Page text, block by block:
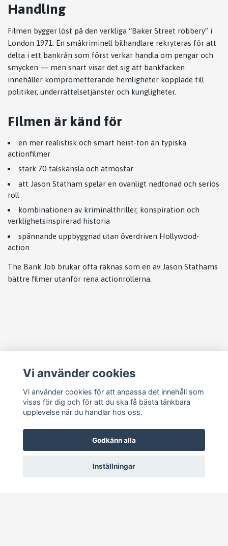
Handling
Filmen bygger löst på den verkliga “Baker Street robbery” i
London 1971. En småkriminell bilhandlare rekryteras för att
delta i ett bankrån som först verkar handla om pengar och
smycken — men snart visar det sig att bankfacken
innehåller komprometterande hemligheter kopplade till
politiker, underrättelsetjänster och kungligheter.
Filmen är känd för
en mer realistisk och smart heist-ton än typiska
actionfilmer
stark 70-talskänsla och atmosfär
att Jason Statham spelar en ovanligt nedtonad och seriös
roll
kombinationen av kriminalthriller, konspiration och
verklighetsinspirerad historia
spännande uppbyggnad utan överdriven Hollywood-
action
The Bank Job brukar ofta räknas som en av Jason Stathams
bättre filmer utanför rena actionrollerna.
Köpvillkor
Kontakt
Cookie Concent
Vi använder cookies
Vi använder cookies för att anpassa det innehåll som
visas för dig och för att du ska få bästa tänkbara
upplevelse när du handlar hos oss.
Godkänn alla
Inställningar